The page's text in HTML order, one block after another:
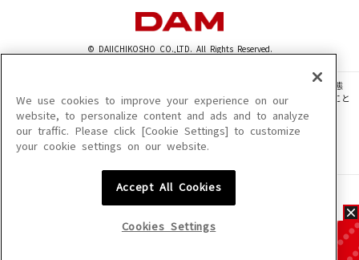
© DAIICHIKOSHO CO.,LTD. All Rights Reserved.
このサイトに掲載されている一切の文章・画像・写真・動画・音声等を、手段や形態
を問わず、著作権法の定める範囲を超えて無断で複製、転載、ファイル化などすること
を禁じます。
楽曲及びコンテンツは、機種によりご利用いただけない場合があります。
楽曲及びコンテンツの配信日、配信内容が変更になる場合があります。
We use cookies to improve your experience on our
website, to personalize content and ads and to analyze
our traffic. Please click [Cookie Settings] to customize
your cookie settings on our website.
Accept All Cookies
Cookies Settings